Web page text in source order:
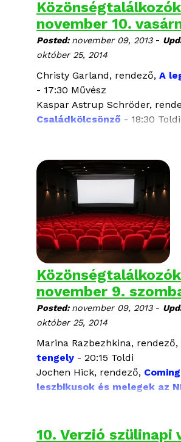
november 10.
Posted:november 09, 2013 -
október 25, 2014
Christy Garland, rendező, A
- 17:30 Művész
Kaspar Astrup Schröder,
Családkölcsönző - 18:30 Toldi
november 9.
Posted:november 09, 2013 -
október 25, 2014
Marina Razbezhkina, rendező,
tengely - 20:15 Toldi
Jochen Hick, rendező,
leszbikusok és melegek az
10. Verzió szülinapi